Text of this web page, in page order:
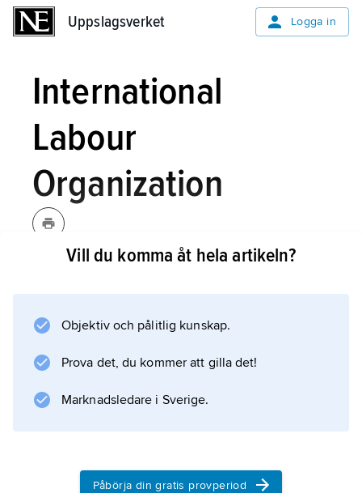
Uppslagsverket Logga in
International
Labour
Organization
International Labour
ILO
Vill du komma åt hela artikeln?
Objektiv och pålitlig kunskap.
Prova det, du kommer att gilla det!
Marknadsledare i Sverige.
Påbörja din gratis provperiod